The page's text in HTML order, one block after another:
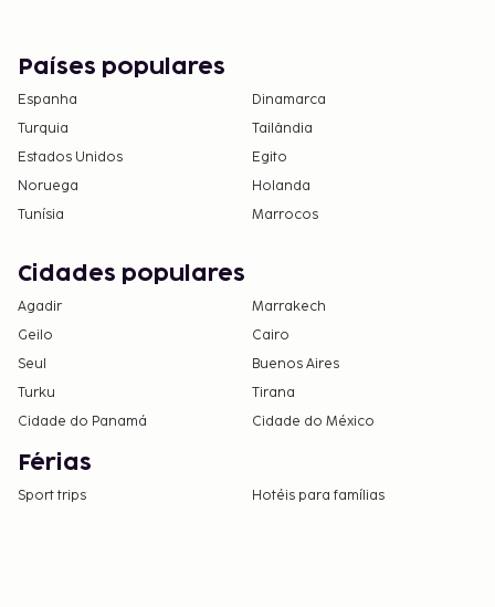
Países populares
Espanha
Dinamarca
Turquia
Tailândia
Estados Unidos
Egito
Noruega
Holanda
Tunísia
Marrocos
Cidades populares
Agadir
Marrakech
Geilo
Cairo
Seul
Buenos Aires
Turku
Tirana
Cidade do Panamá
Cidade do México
Férias
Sport trips Hotéis para famílias